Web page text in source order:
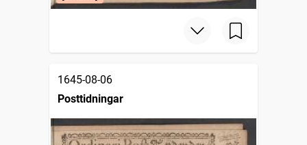
1645-08-06
Posttidningar